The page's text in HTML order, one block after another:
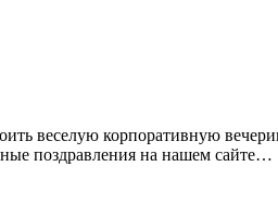
веселую корпоративную
поздравления на нашем сайте…